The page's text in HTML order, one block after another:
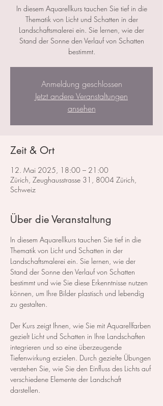
In diesem Aquarellkurs tauchen Sie tief in die
Thematik von Licht und Schatten in der
Landschaftsmalerei ein. Sie lernen, wie der
Stand der Sonne den Verlauf von Schatten
bestimmt.
Anmeldung geschlossen
Jetzt andere Veranstaltungen
ansehen
Zeit & Ort
12. Mai 2025, 18:00 – 21:00
Zürich, Zeughausstrasse 31, 8004 Zürich,
Schweiz
Über die Veranstaltung
In diesem Aquarellkurs tauchen Sie tief in die
Thematik von Licht und Schatten in der
Landschaftsmalerei ein. Sie lernen, wie der
Stand der Sonne den Verlauf von Schatten
bestimmt und wie Sie diese Erkenntnisse nutzen
können, um Ihre Bilder plastisch und lebendig
zu gestalten.
Der Kurs zeigt Ihnen, wie Sie mit Aquarellfarben
gezielt Licht und Schatten in Ihre Landschaften
integrieren und so eine überzeugende
Tiefenwirkung erzielen. Durch gezielte Übungen
verstehen Sie, wie Sie den Einfluss des Lichts auf
verschiedene Elemente der Landschaft
darstellen.